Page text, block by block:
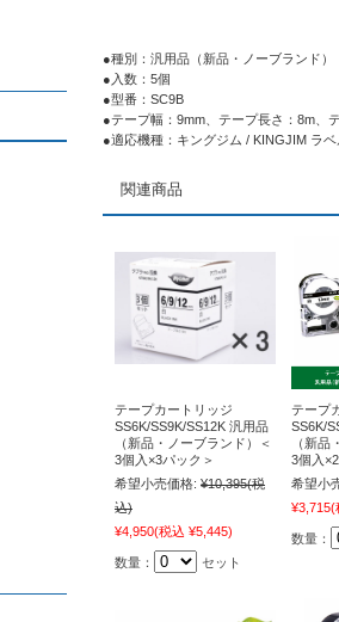
●種別：汎用品（新品・ノーブランド）
●入数：5個
●型番：SC9B
●テープ幅：9mm、テープ長さ：8m、
●適応機種：キングジム / KINGJIM ラ
関連商品
テープカートリッジ
SS6K/SS9K/SS12K 汎用品
（新品・ノーブランド）＜
3個入×3パック＞
希望小売価格: ¥10,395(税
込)
¥4,950(税込 ¥5,445)
数量： セット
テープ
SS6K/
（新品
3個入
希望小
¥3,715(
数量：